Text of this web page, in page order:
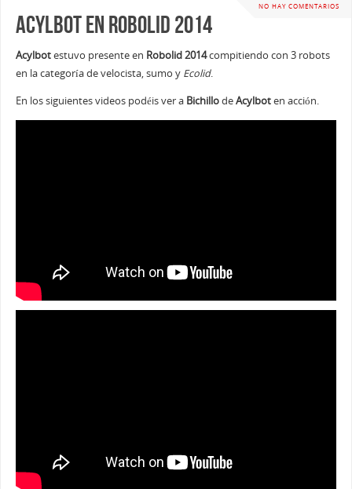
NO HAY COMENTARIOS
Acylbot en Robolid 2014
Acylbotestuvo presente en Robolid 2014compitiendo con 3 robots
en la categoría de velocista, sumo y Ecolid.
En los siguientes videos podéis ver a BichillodeAcylboten acción.